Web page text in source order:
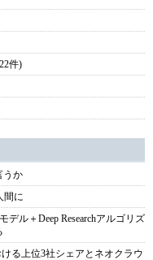
件)
うか
間に
ル＋Deep Researchアルゴリズ
る上位3社シェアとネオクラウ